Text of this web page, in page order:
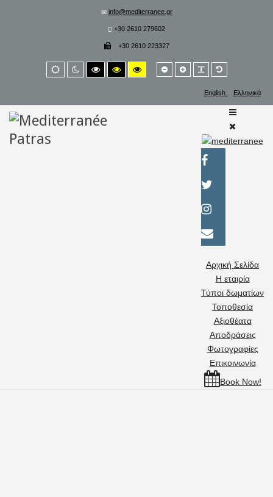
info@mediterranee.gr
+30 2610 279602
+30 2610 223327
Default
mode
Night
mode
High
contrast
High
contrast
High
contrast
Smaller
font
Larger
font
Default
font
English Ελληνικά
Αρχική Σελίδα
Η εταιρία
Τύποι δωματίων
Τοποθεσία
Αξιοθέατα
Αποδράσεις
Φωτογραφίες
Επικοινωνία
Book Now!